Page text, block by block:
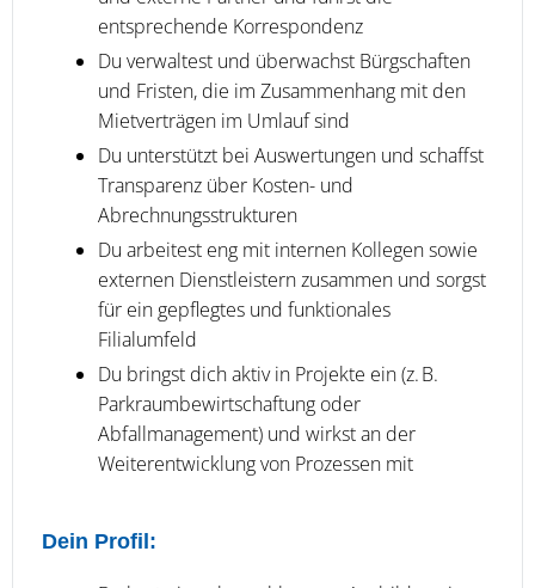
entsprechende Korrespondenz
Du verwaltest und überwachst Bürgschaften
und Fristen, die im Zusammenhang mit den
Mietverträgen im Umlauf sind
Du unterstützt bei Auswertungen und schaffst
Transparenz über Kosten- und
Abrechnungsstrukturen
Du arbeitest eng mit internen Kollegen sowie
externen Dienstleistern zusammen und sorgst
für ein gepflegtes und funktionales
Filialumfeld
Du bringst dich aktiv in Projekte ein (z. B.
Parkraumbewirtschaftung oder
Abfallmanagement) und wirkst an der
Weiterentwicklung von Prozessen mit
Dein Profil: